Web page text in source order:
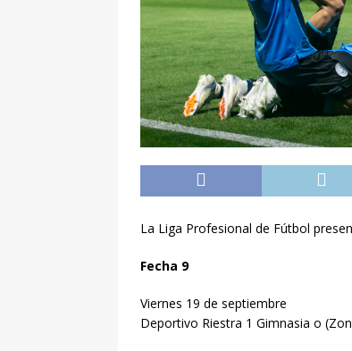
La Liga Profesional de Fútbol
Fecha 9
Viernes 19 de septiembre
Deportivo Riestra 1 Gimnasia o